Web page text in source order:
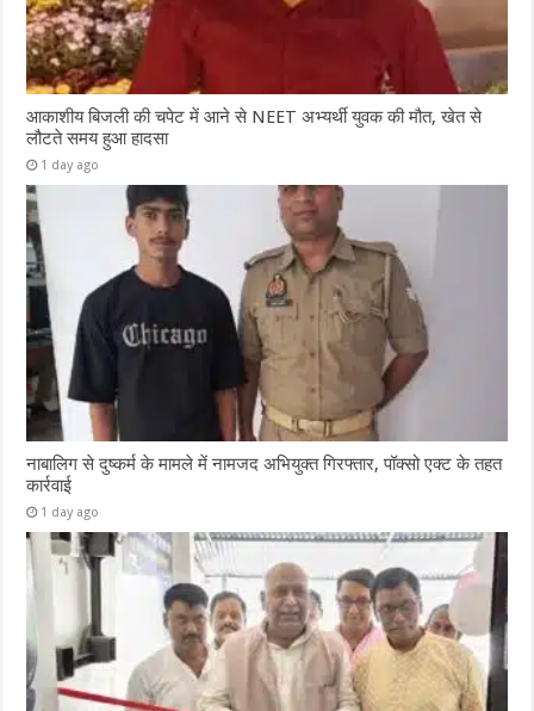
आकाशीय बिजली की चपेट में आने से NEET अभ्यर्थी युवक की मौत, खेत से
लौटते समय हुआ हादसा
1 day ago
नाबालिग से दुष्कर्म के मामले में नामजद अभियुक्त गिरफ्तार, पॉक्सो एक्ट के तहत
कार्रवाई
1 day ago